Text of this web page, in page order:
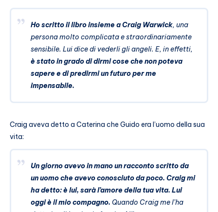
Ho scritto il libro insieme a Craig Warwick, una
persona molto complicata e straordinariamente
sensibile. Lui dice di vederli gli angeli. E, in effetti,
è stato in grado di dirmi cose che non poteva
sapere e di predirmi un futuro per me
impensabile.
Craig aveva detto a Caterina che Guido era l’uomo della sua
vita:
Un giorno avevo in mano un racconto scritto da
un uomo che avevo conosciuto da poco. Craig mi
ha detto: è lui, sarà l’amore della tua vita. Lui
oggi è il mio compagno. Quando Craig me l’ha